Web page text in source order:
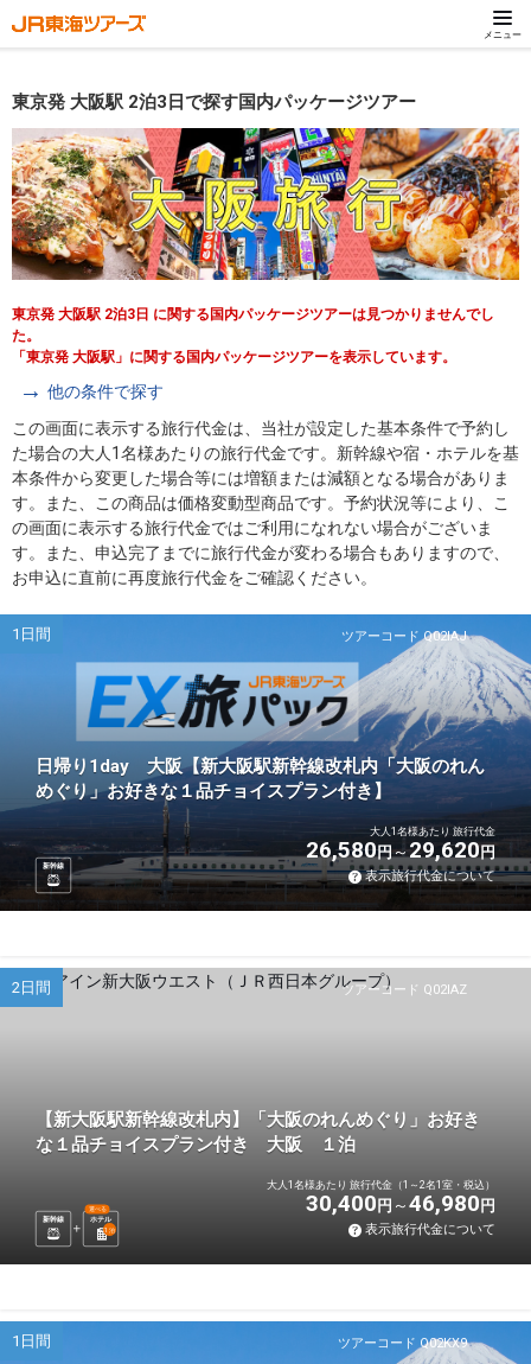
メニュー
東京発 大阪駅 2泊3日で探す国内パッケージツアー
東京発 大阪駅 2泊3日 に関する国内パッケージツアーは見つかりませんでし
た。
「東京発 大阪駅」に関する国内パッケージツアーを表示しています。
他の条件で探す
この画面に表示する旅行代金は、当社が設定した基本条件で予約し
た場合の大人1名様あたりの旅行代金です。新幹線や宿・ホテルを基
本条件から変更した場合等には増額または減額となる場合がありま
す。また、この商品は価格変動型商品です。予約状況等により、こ
の画面に表示する旅行代金ではご利用になれない場合がございま
す。また、申込完了までに旅行代金が変わる場合もありますので、
お申込に直前に再度旅行代金をご確認ください。
ツアーコード Q02IAJ
1日間
日帰り1day 大阪【新大阪駅新幹線改札内「大阪のれん
めぐり」お好きな１品チョイスプラン付き】
新幹線
大人1名様あたり 旅行代金
26,580円 29,620円
表示旅行代金について
ツアーコード Q02IAZ
2日間
【新大阪駅新幹線改札内】「大阪のれんめぐり」お好き
な１品チョイスプラン付き 大阪 １泊
新幹線 ホテル
選べる
1 泊
大人1名様あたり 旅行代金（1～2名1室・税込）
30,400 円 46,980 円
表示旅行代金について
ツアーコード Q02KX9
1日間